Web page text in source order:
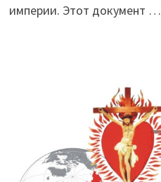
империи. Этот документ …